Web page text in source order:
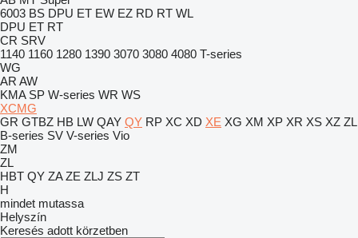
6003 BS DPU ET EW EZ RD RT WL
DPU ET RT
CR SRV
1140 1160 1280 1390 3070 3080 4080 T-series
WG
AR AW
KMA SP W-series WR WS
XCMG
GR GTBZ HB LW QAY QY RP XC XD XE XG XM XP XR XS XZ ZL
B-series SV V-series Vio
ZM
ZL
HBT QY ZA ZE ZLJ ZS ZT
H
mindet mutassa
Helyszín
Keresés adott körzetben